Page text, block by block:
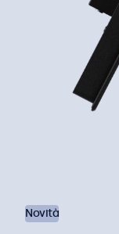
Novità